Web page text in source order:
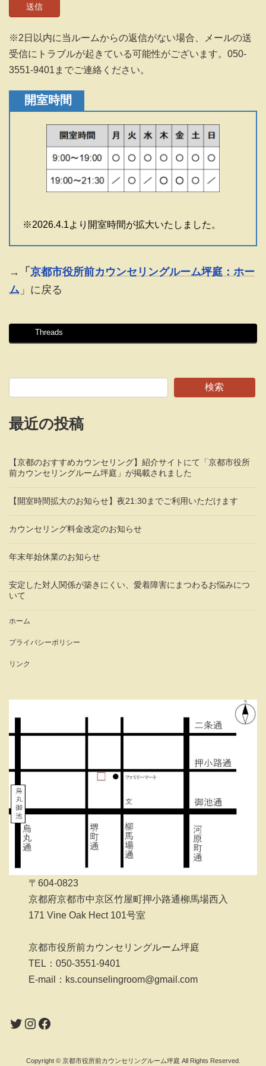
※2日以内に当ルームからの返信がない場合、メールの送
受信にトラブルが起きている可能性がございます。050-
3551-9401までご連絡ください。
開室時間
※2026.4.1より開室時間が拡大いたしました。
→ 「 京都市役所前カウンセリングルーム坪庭：ホー
ム 」に戻る
Threads
検索
最近の投稿
【京都のおすすめカウンセリング】紹介サイトにて「京都市役所
前カウンセリングルーム坪庭」が掲載されました
【開室時間拡大のお知らせ】夜21:30までご利用いただけます
カウンセリング料金改定のお知らせ
年末年始休業のお知らせ
安定した対人関係が築きにくい、愛着障害にまつわるお悩みにつ
いて
ホーム
プライバシーポリシー
リンク
〒604-0823
京都府京都市中京区竹屋町押小路通柳馬場西入
171 Vine Oak Hect 101号室
京都市役所前カウンセリングルーム坪庭
TEL：050-3551-9401
E-mail：ks.counselingroom@gmail.com
Twitter
Instagram
Facebook
Copyright © 京都市役所前カウンセリングルーム坪庭 All Rights Reserved.